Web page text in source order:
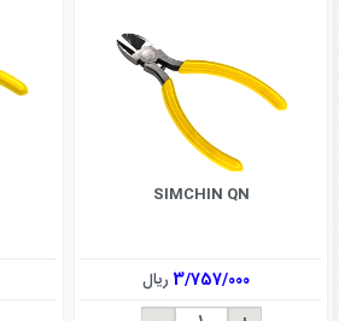
SIMCHIN QN
3/757/000ریال